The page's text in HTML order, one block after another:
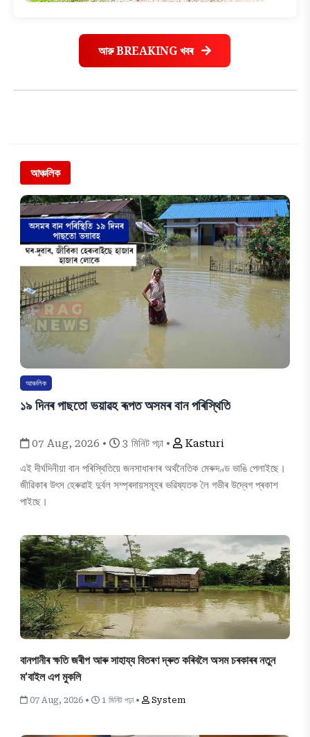
আরু BREAKING খবৰ
আঞ্চলিক
আঞ্চলিক
১৯ দিনৰ পাছতো ভয়াৱহ ৰূপত অসমৰ বান পৰিস্থিতি
07 Aug, 2026 • 3 মিনিট পঢ়া •
Kasturi
এই দীৰ্ঘদিনীয়া বান পৰিস্থিতিয়ে জনসাধাৰণৰ অৰ্থনৈতিক মেৰুদণ্ড ভাঙি পেলাইছে।
জীৱিকাৰ উৎস হেৰুৱাই দুৰ্বল সম্প্ৰদায়সমূহৰ ভৱিষ্যতক লৈ গভীৰ উদ্বেগ প্ৰকাশ
পাইছে।
বানপানীৰ ক্ষতি জৰীপ আৰু সাহায্য বিতৰণ দ্ৰুত কৰিবলৈ অসম চৰকাৰৰ নতুন
ম'বাইল এপ মুকলি
07 Aug, 2026 • 1 মিনিট পঢ়া • System